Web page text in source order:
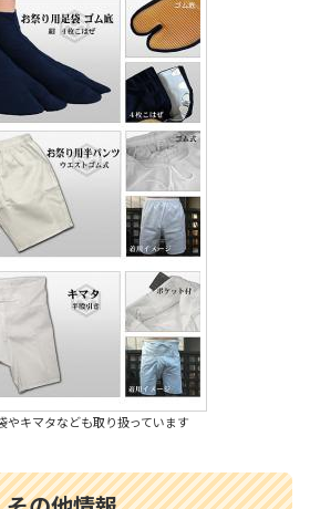
やキマタなども取り扱っています